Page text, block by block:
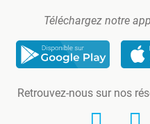
Téléchargez notre
Retrouvez-nous sur nos